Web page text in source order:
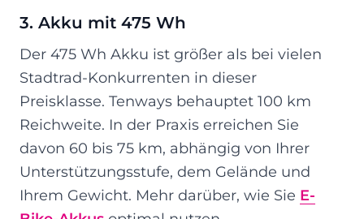
3. Akku mit 475 Wh
Der 475 Wh Akku ist größer als bei vielen
Stadtrad-Konkurrenten in dieser
Preisklasse. Tenways behauptet 100 km
Reichweite. In der Praxis erreichen Sie
davon 60 bis 75 km, abhängig von Ihrer
Unterstützungsstufe, dem Gelände und
Ihrem Gewicht. Mehr darüber, wie Sie E-